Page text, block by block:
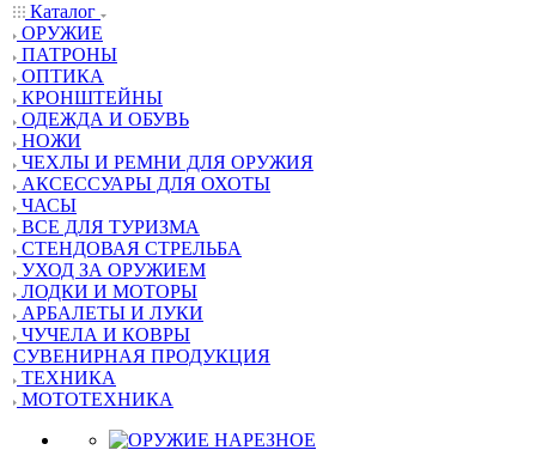
Каталог
ОРУЖИЕ
ПАТРОНЫ
ОПТИКА
КРОНШТЕЙНЫ
ОДЕЖДА И ОБУВЬ
НОЖИ
ЧЕХЛЫ И РЕМНИ ДЛЯ ОРУЖИЯ
АКСЕССУАРЫ ДЛЯ ОХОТЫ
ЧАСЫ
ВСЕ ДЛЯ ТУРИЗМА
СТЕНДОВАЯ СТРЕЛЬБА
УХОД ЗА ОРУЖИЕМ
ЛОДКИ И МОТОРЫ
АРБАЛЕТЫ И ЛУКИ
ЧУЧЕЛА И КОВРЫ
СУВЕНИРНАЯ ПРОДУКЦИЯ
ТЕХНИКА
МОТОТЕХНИКА